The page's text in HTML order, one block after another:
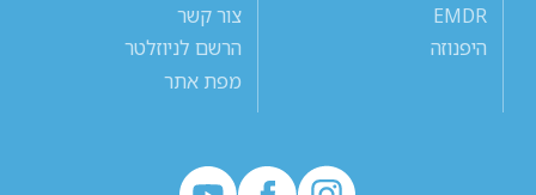
EMDR
היפנוזה
צור קשר
הרשם לניוזלטר
מפת אתר